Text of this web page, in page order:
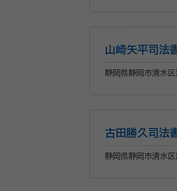
山崎矢平司法
静岡県静岡市清水
古田勝久司法
静岡県静岡市清水